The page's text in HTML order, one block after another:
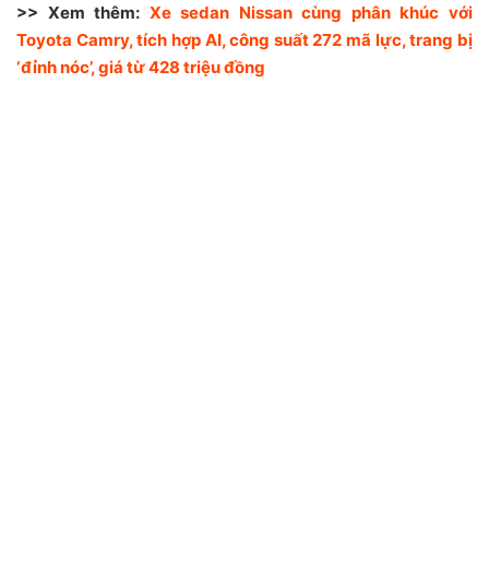
>> Xem thêm: Xe sedan Nissan cùng phân khúc với
Toyota Camry, tích hợp AI, công suất 272 mã lực, trang bị
‘đỉnh nóc’, giá từ 428 triệu đồng